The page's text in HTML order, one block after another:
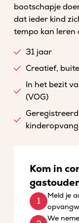
bootschapje
dat ieder kind
tempo kan leren
31 jaar
Creatief,
In het bezit
(VOG)
kinderopvang
Kom in
gastouder
Meld je
We